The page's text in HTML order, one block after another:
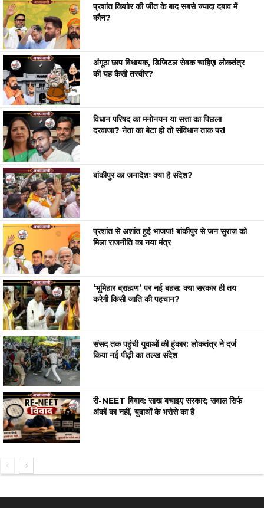
प्रशांत किशोर की जीत के बाद सबसे ज्यादा दबाव में
कौन?
अंगूठा छाप विधायक, डिजिटल सेवक चाहिए! लोकतंत्र
की यह कैसी तस्वीर?
विधान परिषद का मनोनयन या सत्ता का पिछला
दरवाजा? नेता का बेटा हो तो संविधान ताक पर!
बांकीपुर का जनादेशः क्या है संदेश?
प्रशांत से अशांत हुई भाजपा! बांकीपुर से जन सुराज को
मिला राजनीति का नया मंत्र
‘भूमिहार ब्राह्मण’ पर नई बहस: क्या सरकार ही तय
करेगी किसी जाति की पहचान?
संसद तक पहुंची युवाओं की हुंकार: लोकतंत्र ने दर्ज
किया नई पीढ़ी का तल्ख संदेश
री-NEET विवाद: साख बचाइए सरकार; सवाल सिर्फ
अंकों का नहीं, युवाओं के भरोसे का है